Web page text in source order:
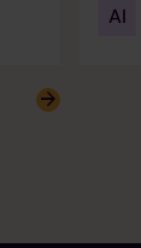
AI